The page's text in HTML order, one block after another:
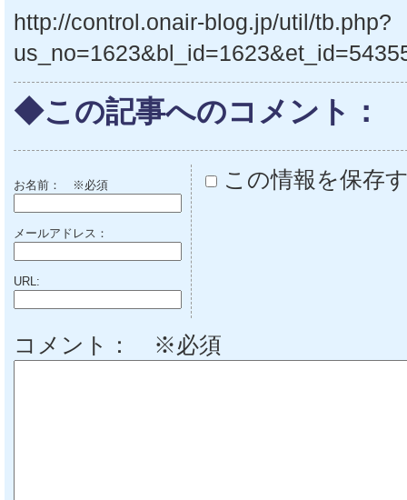
http://control.onair-blog.jp/util/tb.php?
◆この記事へのコメント：
お名前： ※必須
メールアドレス：
URL:
この情報を保存
コメント： ※必須